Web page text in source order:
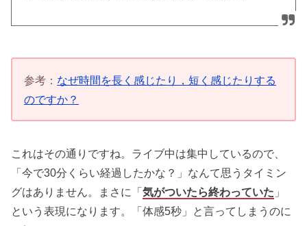
参考： なぜ時間を長く感じたり，短く感じたりする
のですか？
これはその通りですね。ライブ中は集中しているので、
「今で30分くらい経過したかな？」なんて思うタイミン
グはありません。まさに「気がついたら終わっていた 」
という表現になります。「体感5秒」と言ってしまうのに